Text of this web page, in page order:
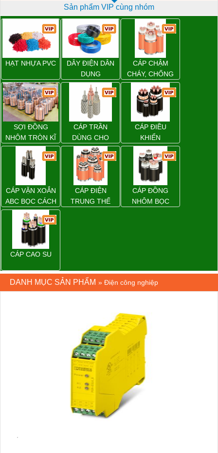
Sản phẩm VIP cùng nhóm
HẠT NHỰA PVC
DÂY ĐIỆN DÂN
DỤNG
CÁP CHẬM
CHÁY, CHỐNG
CHÁY
SỢI ĐỒNG
NHÔM TRÒN KĨ
THUẬT ĐIỆN
CÁP TRẦN
DÙNG CHO
ĐƯỜNG DÂY
TẢI ĐIỆN TRÊN
KHÔNG
CÁP ĐIỀU
KHIỂN
CÁP VẶN XOẮN
ABC BỌC CÁCH
ĐIỆN XLPE
CÁP ĐIỆN
TRUNG THẾ
CÁP ĐỒNG
NHÔM BỌC
CÁP CAO SU
DANH MỤC SẢN PHẨM » Điện công nghiệp